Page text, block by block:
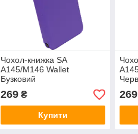
Чохол-книжка SA
A145/M146 Wallet
Бузковий
269₴
Купити
269